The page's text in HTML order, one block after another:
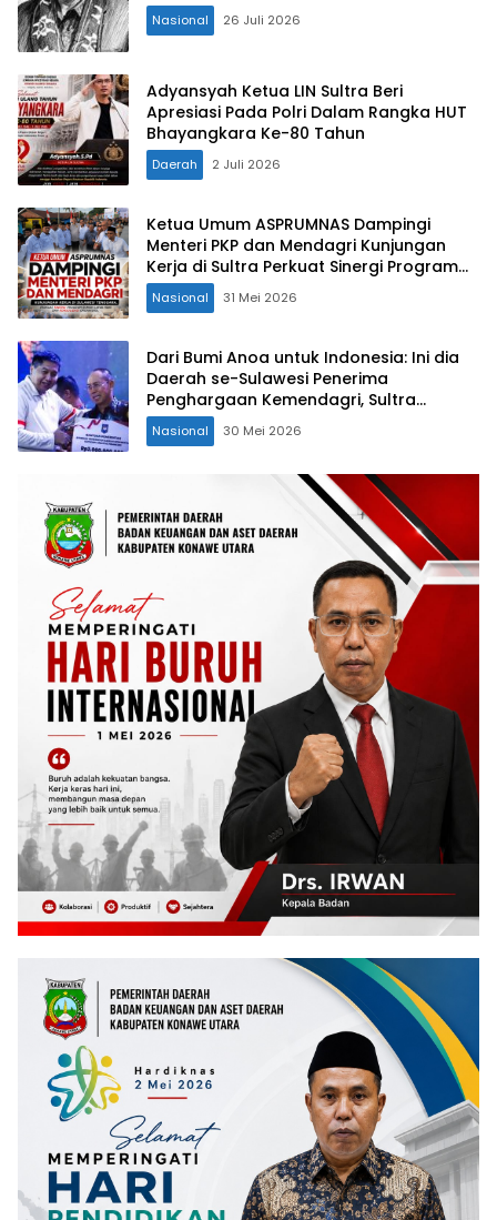
Nasional 26 Juli 2026
Adyansyah Ketua LIN Sultra Beri
Apresiasi Pada Polri Dalam Rangka HUT
Bhayangkara Ke-80 Tahun
Daerah 2 Juli 2026
Ketua Umum ASPRUMNAS Dampingi
Menteri PKP dan Mendagri Kunjungan
Kerja di Sultra Perkuat Sinergi Program
Rumah Layak Huni dan Konsolidasi
Organisasi
Nasional 31 Mei 2026
Dari Bumi Anoa untuk Indonesia: Ini dia
Daerah se-Sulawesi Penerima
Penghargaan Kemendagri, Sultra
Kategori Ke-II
Nasional 30 Mei 2026